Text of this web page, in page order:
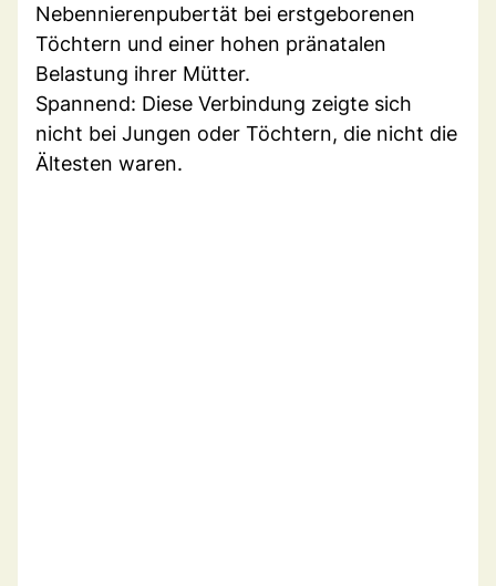
Nebennierenpubertät bei erstgeborenen
Töchtern und einer hohen pränatalen
Belastung ihrer Mütter.
Spannend: Diese Verbindung zeigte sich
nicht bei Jungen oder Töchtern, die nicht die
Ältesten waren.